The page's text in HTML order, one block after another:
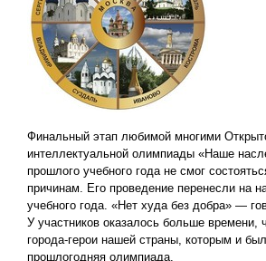
Финальный этап любимой многими
интеллектуальной олимпиады «Наше
прошлого учебного года не смог
причинам. Его проведение перенесли на
учебного года. «Нет худа без добра» —
У участников оказалось больше времени,
города-герои нашей страны, которым и
прошлогодняя олимпиада.